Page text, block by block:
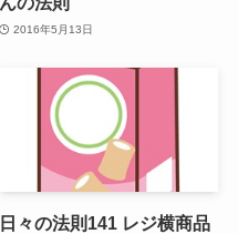
2016年5月13日
日々の法則141 レジ横商品